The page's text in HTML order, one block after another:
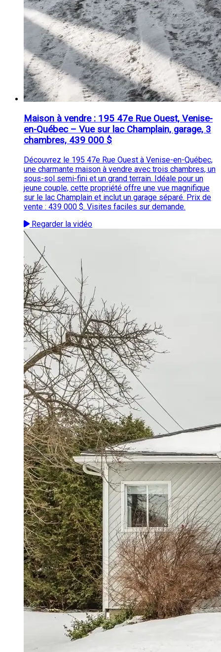
Maison à vendre : 195 47e Rue Ouest, Venise-
en-Québec – Vue sur lac Champlain, garage, 3
chambres, 439 000 $
Découvrez le 195 47e Rue Ouest à Venise-en-Québec,
une charmante maison à vendre avec trois chambres, un
sous-sol semi-fini et un grand terrain. Idéale pour un
jeune couple, cette propriété offre une vue magnifique
sur le lac Champlain et inclut un garage séparé. Prix de
vente : 439 000 $. Visites faciles sur demande.
Regarder la vidéo